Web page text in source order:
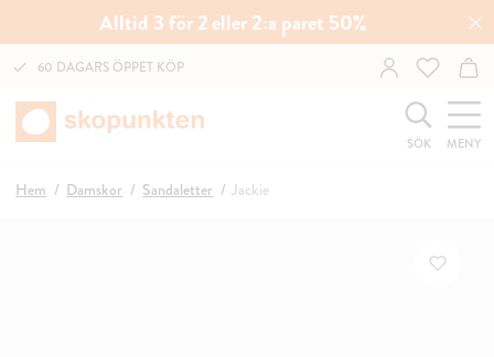
Alltid 3 för 2 eller 2:a paret 50%
60 DAGARS ÖPPET KÖP
SÖK MENY
Hem Damskor Sandaletter Jackie